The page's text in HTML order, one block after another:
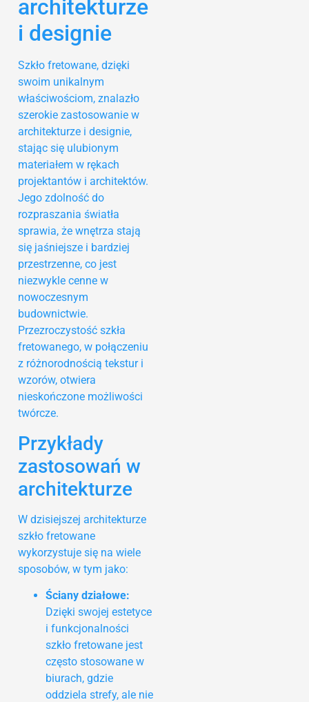
architekturze
i designie
Szkło fretowane, dzięki
swoim unikalnym
właściwościom, znalazło
szerokie zastosowanie w
architekturze i designie,
stając się ulubionym
materiałem w rękach
projektantów i architektów.
Jego zdolność do
rozpraszania światła
sprawia, że wnętrza stają
się jaśniejsze i bardziej
przestrzenne, co jest
niezwykle cenne w
nowoczesnym
budownictwie.
Przezroczystość szkła
fretowanego, w połączeniu
z różnorodnością tekstur i
wzorów, otwiera
nieskończone możliwości
twórcze.
Przykłady
zastosowań w
architekturze
W dzisiejszej architekturze
szkło fretowane
wykorzystuje się na wiele
sposobów, w tym jako:
Ściany działowe:
Dzięki swojej estetyce
i funkcjonalności
szkło fretowane jest
często stosowane w
biurach, gdzie
oddziela strefy, ale nie